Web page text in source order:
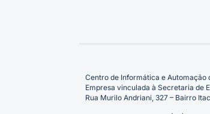
Centro de Informática e Automação
Empresa vinculada à Secretaria de
Rua Murilo Andriani, 327 – Bairro